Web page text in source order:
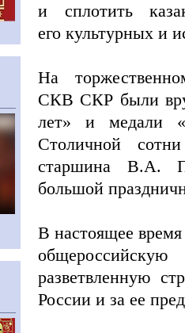
и сплотить
его культурных и
На
СКВ СКР были
лет» и медали
Столичной сотни
старшина В.А.
большой
В настоящее время
разветвленную
России и за ее